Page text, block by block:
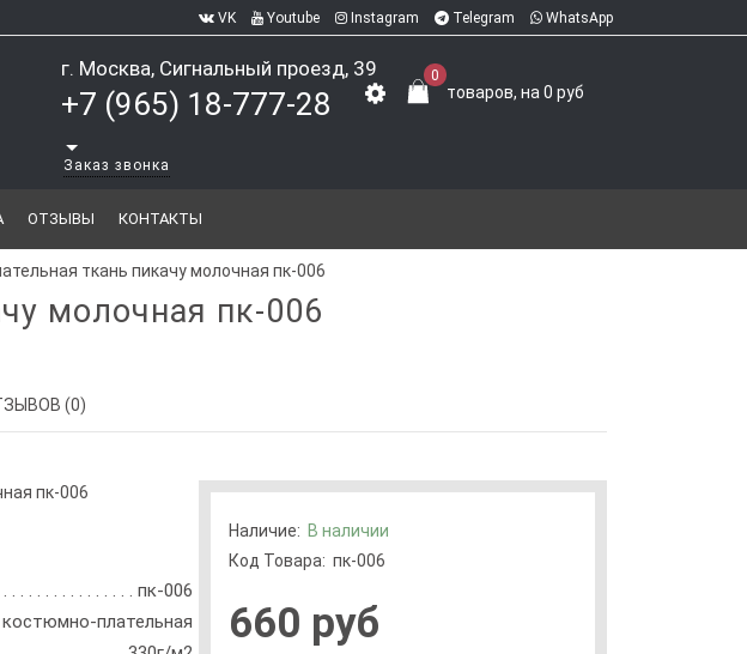
VK Youtube Instagram Telegram WhatsApp
0
товаров, на 0 руб
г. Москва, Сигнальный проезд, 39
+7 (965) 18-777-28
Заказ звонка
ОТЗЫВЫ КОНТАКТЫ
ткань пикачу молочная пк-006
молочная пк-006
(0)
пк-006
костюмно-плательная
Наличие: В наличии
Код Товара: пк-006
660 руб